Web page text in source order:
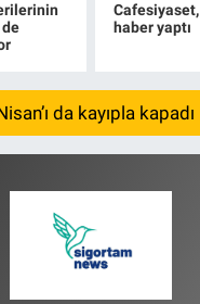
de
haber yaptı
da kayıpla kapadı